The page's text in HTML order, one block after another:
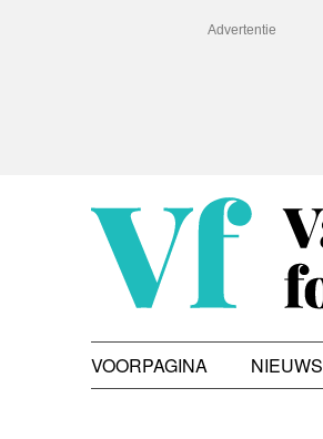
Advertentie
VOORPAGINA NIEUWS